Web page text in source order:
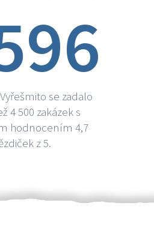
se zadalo
4 500 zakázek s
hodnocením 4,7
z 5.